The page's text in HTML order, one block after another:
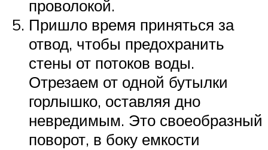
проволокой.
Пришло время приняться за
отвод, чтобы предохранить
стены от потоков воды.
Отрезаем от одной бутылки
горлышко, оставляя дно
невредимым. Это своеобразный
поворот, в боку емкости